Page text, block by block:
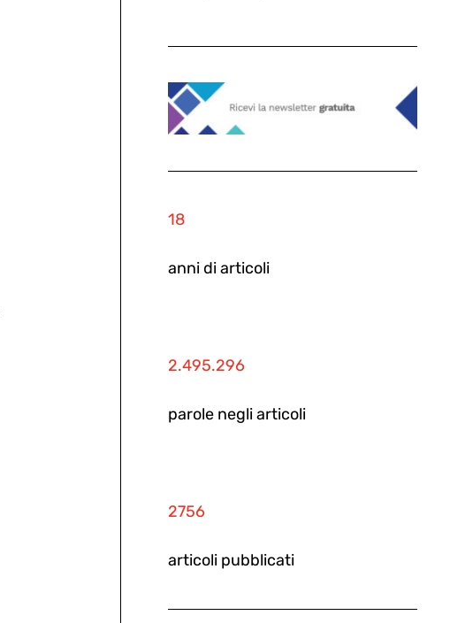
18
anni di articoli
2.495.296
parole negli articoli
2756
articoli pubblicati